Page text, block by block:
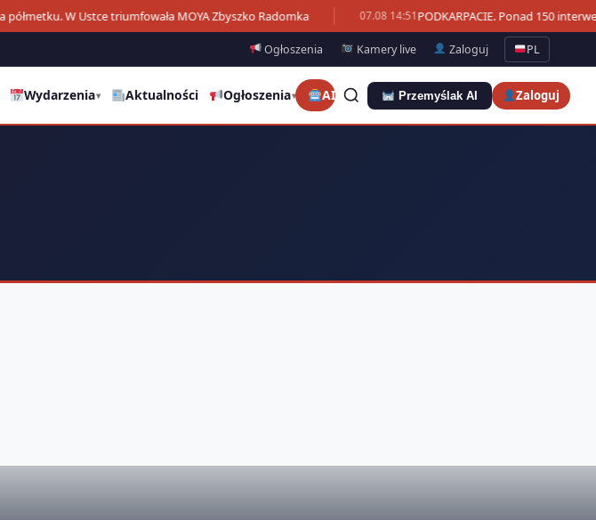
W Ustce triumfowała MOYA Zbyszko Radomka 07.08 14:51PODKARPACIE. Ponad 150
Ogłoszenia Kamery live Zaloguj PL
Wydarzenia▾ Aktualności Ogłoszenia▾ AI Przemyślak AI Zaloguj